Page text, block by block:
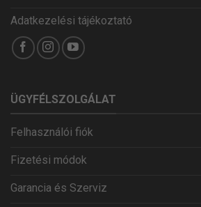
Adatkezelési tájékoztató
ÜGYFÉLSZOLGÁLAT
Felhasználói fiók
Fizetési módok
Garancia és Szerviz